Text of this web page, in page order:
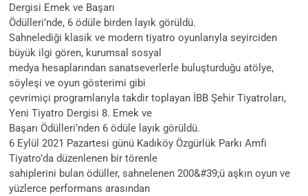
Dergisi Emek ve Başarı
Ödülleri’nde, 6 ödüle birden layık görüldü.
Sahnelediği klasik ve modern tiyatro oyunlarıyla seyirciden
büyük ilgi gören, kurumsal sosyal
medya hesaplarından sanatseverlerle buluşturduğu atölye,
söyleşi ve oyun gösterimi gibi
çevrimiçi programlarıyla takdir toplayan İBB Şehir Tiyatroları,
Yeni Tiyatro Dergisi 8. Emek ve
Başarı Ödülleri’nden 6 ödüle layık görüldü.
6 Eylül 2021 Pazartesi günü Kadıköy Özgürlük Parkı Amfi
Tiyatro’da düzenlenen bir törenle
sahiplerini bulan ödüller, sahnelenen 200&#39;ü aşkın oyun ve
yüzlerce performans arasından